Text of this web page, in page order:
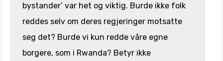
bystander’ var het og viktig. Burde ikke folk
reddes selv om deres regjeringer motsatte
seg det? Burde vi kun redde våre egne
borgere, som i Rwanda? Betyr ikke